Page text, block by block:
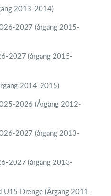
2013-2014)
2027 (årgang 2015-
2027 (årgang 2015-
2014-2015)
2026 (Årgang 2012-
2027 (årgang 2013-
2027 (årgang 2013-
Drenge (Årgang 2011-